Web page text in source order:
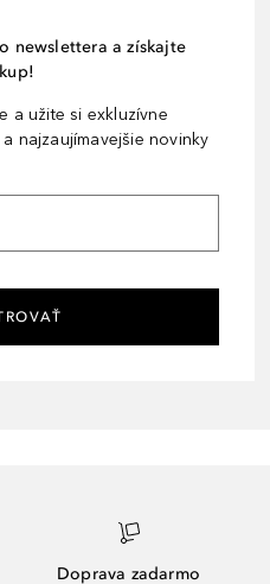
newslettera a získajte
a užite si exkluzívne
najzaujímavejšie novinky
Doprava zadarmo